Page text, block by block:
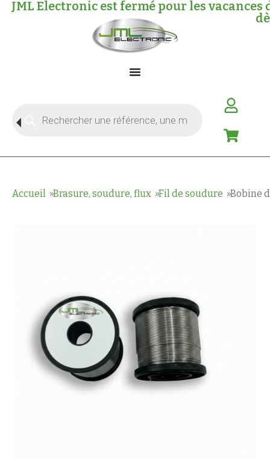
JML Electronic est fermé pour les
Accueil Brasure, soudure, flux Fil de soudure Bobine